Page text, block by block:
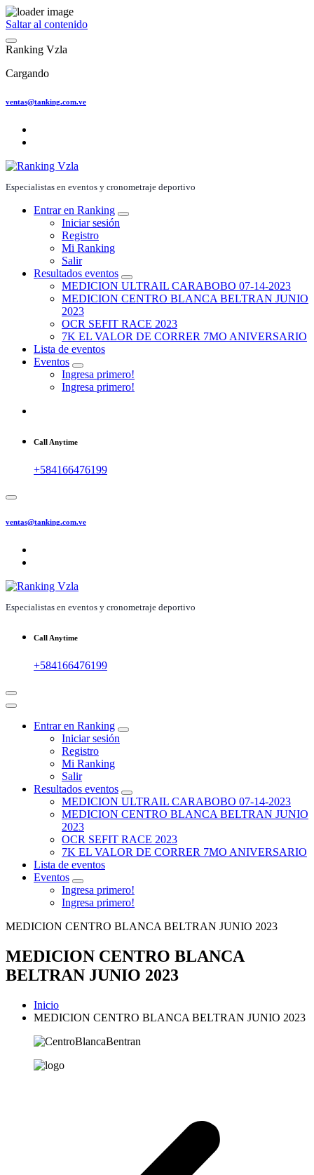
Saltar al contenido
Ranking Vzla
Cargando
ventas@tanking.com.ve
Especialistas en eventos y cronometraje deportivo
Entrar en Ranking
Iniciar sesión
Registro
Mi Ranking
Salir
Resultados eventos
MEDICION ULTRAIL CARABOBO 07-14-2023
MEDICION CENTRO BLANCA BELTRAN JUNIO
2023
OCR SEFIT RACE 2023
7K EL VALOR DE CORRER 7MO ANIVERSARIO
Lista de eventos
Eventos
Ingresa primero!
Ingresa primero!
Call Anytime
+584166476199
ventas@tanking.com.ve
Especialistas en eventos y cronometraje deportivo
Call Anytime
+584166476199
Entrar en Ranking
Iniciar sesión
Registro
Mi Ranking
Salir
Resultados eventos
MEDICION ULTRAIL CARABOBO 07-14-2023
MEDICION CENTRO BLANCA BELTRAN JUNIO
2023
OCR SEFIT RACE 2023
7K EL VALOR DE CORRER 7MO ANIVERSARIO
Lista de eventos
Eventos
Ingresa primero!
Ingresa primero!
MEDICION CENTRO BLANCA BELTRAN JUNIO 2023
MEDICION CENTRO BLANCA
BELTRAN JUNIO 2023
Inicio
MEDICION CENTRO BLANCA BELTRAN JUNIO 2023